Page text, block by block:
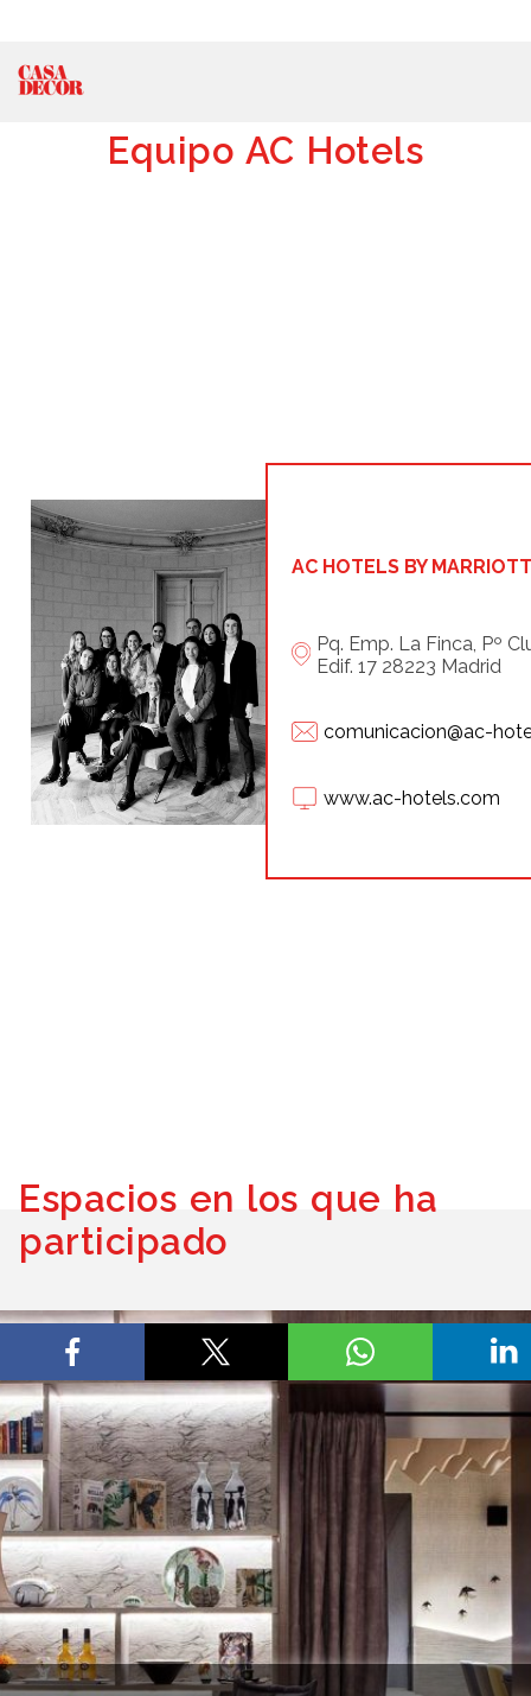
Equipo AC Hotels
AC HOTELS BY MARRIOTT
Pq. Emp. La Finca, Pº
Edif. 17 28223 Madrid
comunicacion@ac-
www.ac-hotels.com
Espacios en los que ha
participado